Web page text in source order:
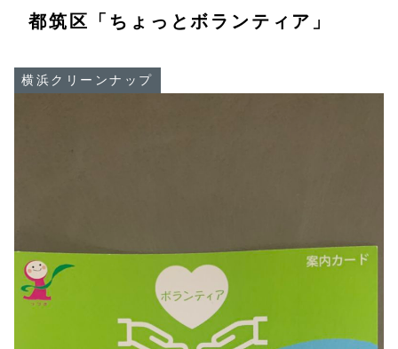
都筑区「ちょっとボランティア」
横浜クリーンナップ